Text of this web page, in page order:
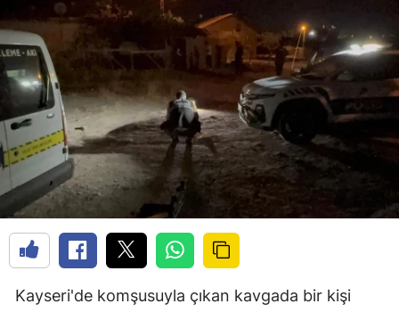
Kayseri'de komşusuyla çıkan kavgada bir kişi